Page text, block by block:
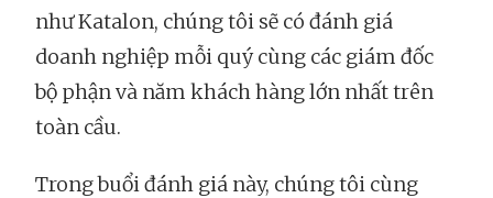
như Katalon, chúng tôi sẽ có đánh giá
doanh nghiệp mỗi quý cùng các giám đốc
bộ phận và năm khách hàng lớn nhất trên
toàn cầu.
Trong buổi đánh giá này, chúng tôi cùng